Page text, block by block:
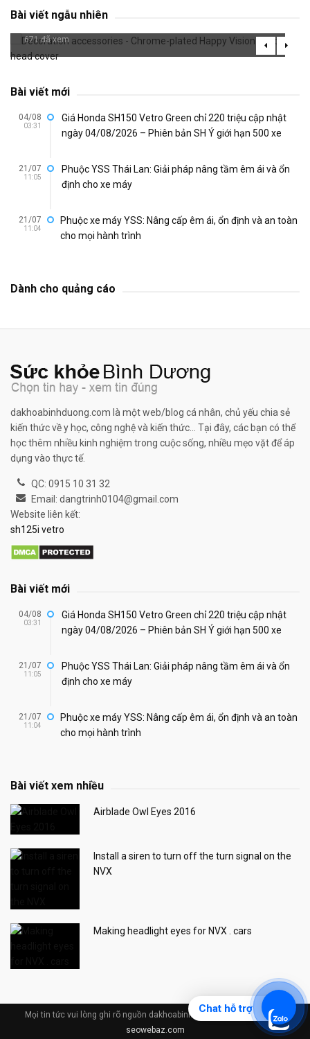
Bài viết ngẫu nhiên
Happy Vision lamp head cover
671 đã xem
Bài viết mới
04/08
03:31
Giá Honda SH150 Vetro Green chỉ 220 triệu cập nhật
ngày 04/08/2026 – Phiên bản SH Ý giới hạn 500 xe
21/07
11:05
Phuộc YSS Thái Lan: Giải pháp nâng tầm êm ái và ổn
định cho xe máy
21/07
11:04
Phuộc xe máy YSS: Nâng cấp êm ái, ổn định và an toàn
cho mọi hành trình
Dành cho quảng cáo
dakhoabinhduong.com là một web/blog cá nhân, chủ yếu chia sẻ
kiến thức về y học, công nghệ và kiến thức... Tại đây, các bạn có thể
học thêm nhiều kinh nghiệm trong cuộc sống, nhiều mẹo vặt để áp
dụng vào thực tế.
QC: 0915 10 31 32
Email: dangtrinh0104@gmail.com
Website liên kết:
sh125i vetro
Bài viết mới
04/08
03:31
Giá Honda SH150 Vetro Green chỉ 220 triệu cập nhật
ngày 04/08/2026 – Phiên bản SH Ý giới hạn 500 xe
21/07
11:05
Phuộc YSS Thái Lan: Giải pháp nâng tầm êm ái và ổn
định cho xe máy
21/07
11:04
Phuộc xe máy YSS: Nâng cấp êm ái, ổn định và an toàn
cho mọi hành trình
Bài viết xem nhiều
Airblade Owl Eyes 2016
Install a siren to turn off the turn signal on the
NVX
Making headlight eyes for NVX . cars
Mọi tin tức vui lòng ghi rõ nguồn dakhoabinhduong.com © Design by
seowebaz.com
Chat hỗ trợ